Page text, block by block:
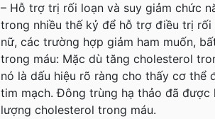
– Hỗ trợ trị rối loạn và suy giảm chức
trong nhiều thế kỷ để hỗ trợ điều trị
nữ, các trường hợp giảm ham muốn,
trong máu: Mặc dù tăng cholesterol
nó là dấu hiệu rõ ràng cho thấy cơ
tim mạch. Đông trùng hạ thảo đã
lượng cholesterol trong máu.